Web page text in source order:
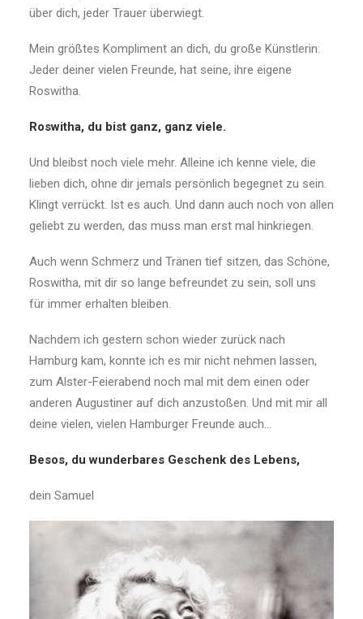
über dich, jeder Trauer überwiegt.
Mein größtes Kompliment an dich, du große Künstlerin:
Jeder deiner vielen Freunde, hat seine, ihre eigene
Roswitha.
Roswitha, du bist ganz, ganz viele.
Und bleibst noch viele mehr. Alleine ich kenne viele, die
lieben dich, ohne dir jemals persönlich begegnet zu sein.
Klingt verrückt. Ist es auch. Und dann auch noch von allen
geliebt zu werden, das muss man erst mal hinkriegen.
Auch wenn Schmerz und Tränen tief sitzen, das Schöne,
Roswitha, mit dir so lange befreundet zu sein, soll uns
für immer erhalten bleiben.
Nachdem ich gestern schon wieder zurück nach
Hamburg kam, konnte ich es mir nicht nehmen lassen,
zum Alster-Feierabend noch mal mit dem einen oder
anderen Augustiner auf dich anzustoßen. Und mit mir all
deine vielen, vielen Hamburger Freunde auch…
Besos, du wunderbares Geschenk des Lebens,
dein Samuel